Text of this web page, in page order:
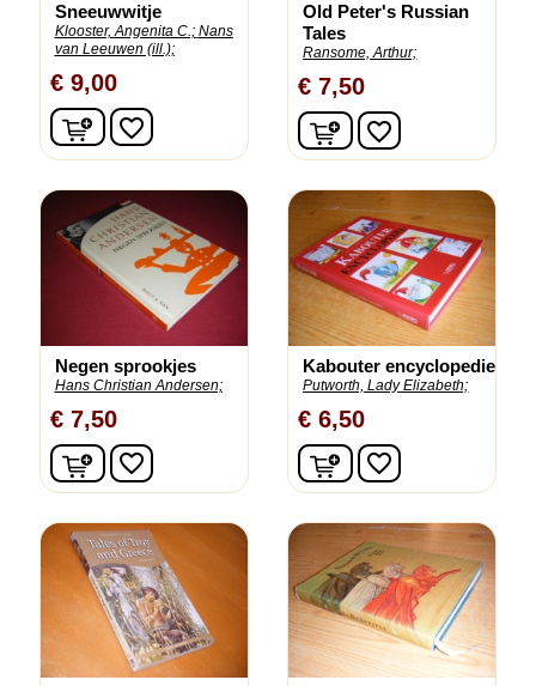
Sneeuwwitje
Klooster, Angenita C.; Nans
van Leeuwen (ill.);
€ 9,00
In winkelwagen
favorite_border
Old Peter's Russian
Tales
Ransome, Arthur;
€ 7,50
In winkelwagen
favorite_border
Negen sprookjes
Hans Christian Andersen;
€ 7,50
In winkelwagen
favorite_border
Kabouter encyclopedie
Putworth, Lady Elizabeth;
€ 6,50
In winkelwagen
favorite_border